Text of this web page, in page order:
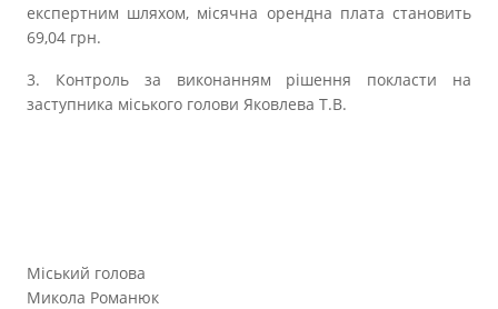
експертним шляхом, місячна орендна плата становить
69,04 грн.
3. Контроль за виконанням рішення покласти на
заступника міського голови Яковлева Т.В.
Міський голова
Микола Романюк